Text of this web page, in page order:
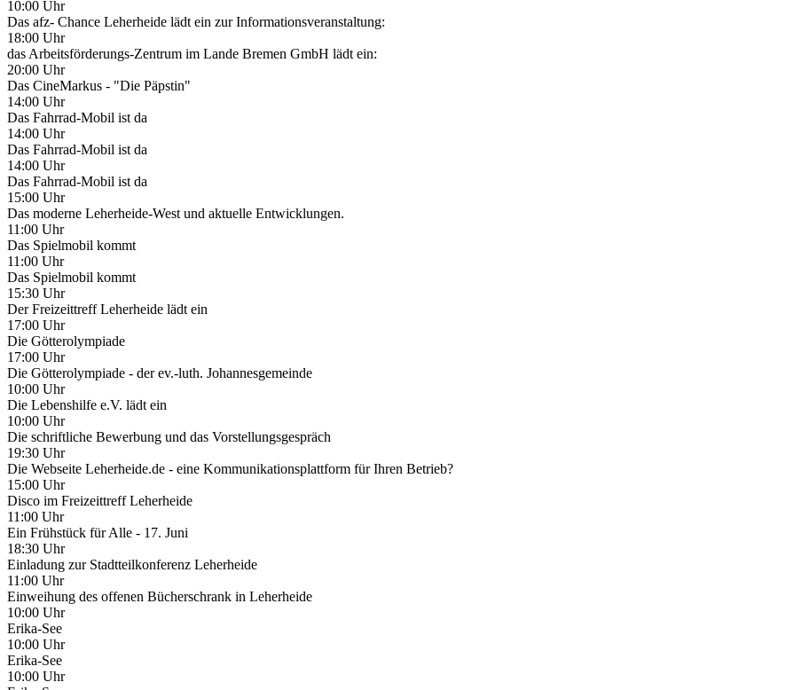
10:00 Uhr
Das afz- Chance Leherheide lädt ein zur Informationsveranstaltung:
18:00 Uhr
das Arbeitsförderungs-Zentrum im Lande Bremen GmbH lädt ein:
20:00 Uhr
Das CineMarkus - "Die Päpstin"
14:00 Uhr
Das Fahrrad-Mobil ist da
14:00 Uhr
Das Fahrrad-Mobil ist da
14:00 Uhr
Das Fahrrad-Mobil ist da
15:00 Uhr
Das moderne Leherheide-West und aktuelle Entwicklungen.
11:00 Uhr
Das Spielmobil kommt
11:00 Uhr
Das Spielmobil kommt
15:30 Uhr
Der Freizeittreff Leherheide lädt ein
17:00 Uhr
Die Götterolympiade
17:00 Uhr
Die Götterolympiade - der ev.-luth. Johannesgemeinde
10:00 Uhr
Die Lebenshilfe e.V. lädt ein
10:00 Uhr
Die schriftliche Bewerbung und das Vorstellungsgespräch
19:30 Uhr
Die Webseite Leherheide.de - eine Kommunikationsplattform für Ihren Betrieb?
15:00 Uhr
Disco im Freizeittreff Leherheide
11:00 Uhr
Ein Frühstück für Alle - 17. Juni
18:30 Uhr
Einladung zur Stadtteilkonferenz Leherheide
11:00 Uhr
Einweihung des offenen Bücherschrank in Leherheide
10:00 Uhr
Erika-See
10:00 Uhr
Erika-See
10:00 Uhr